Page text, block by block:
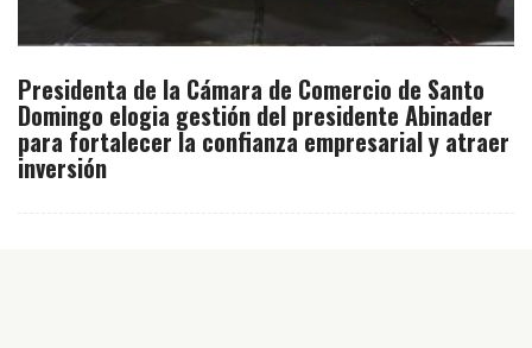
Presidenta de la Cámara de Comercio de Santo
Domingo elogia gestión del presidente Abinader
para fortalecer la confianza empresarial y atraer
inversión